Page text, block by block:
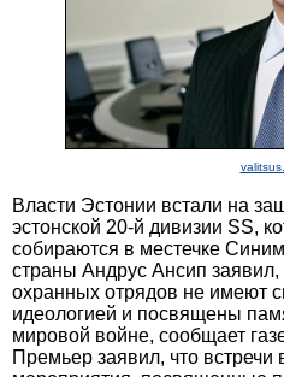
Власти Эстонии встали на
эстонской 20-й дивизии SS,
собираются в местечке
страны Андрус Ансип
охранных отрядов не имеют
идеологией и посвящены
мировой войне, сообщает
Премьер заявил, что встречи